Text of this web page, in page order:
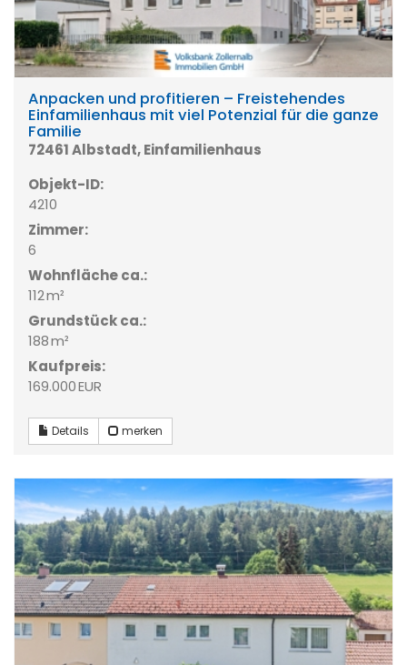
Anpacken und profitieren – Freistehendes
Einfamilienhaus mit viel Potenzial für die ganze
Familie
72461 Albstadt, Einfamilienhaus
Objekt-ID:
4210
Zimmer:
6
Wohnfläche ca.:
112 m²
Grund­stück ca.:
188 m²
Kaufpreis:
169.000 EUR
Details merken